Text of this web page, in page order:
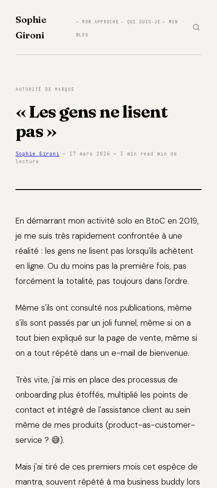
Sophie
Gironi
– MON APPROCHE – QUI SUIS-JE – MON
BLOG
AUTORITÉ DE MARQUE
« Les gens ne lisent
pas »
Sophie Gironi — 17 mars 2026 — 3 min read min de
lecture
En démarrant mon activité solo en BtoC en 2019,
je me suis très rapidement confrontée à une
réalité : les gens ne lisent pas lorsqu'ils achètent
en ligne. Ou du moins pas la première fois, pas
forcément la totalité, pas toujours dans l'ordre.
Même s'ils ont consulté nos publications, même
s'ils sont passés par un joli funnel, même si on a
tout bien expliqué sur la page de vente, même si
on a tout répété dans un e-mail de bienvenue.
Très vite, j'ai mis en place des processus de
onboarding plus étoffés, multiplié les points de
contact et intégré de l'assistance client au sein
même de mes produits (product-as-customer-
service ? 😅).
Mais j'ai tiré de ces premiers mois cet espèce de
mantra, souvent répété à ma business buddy lors